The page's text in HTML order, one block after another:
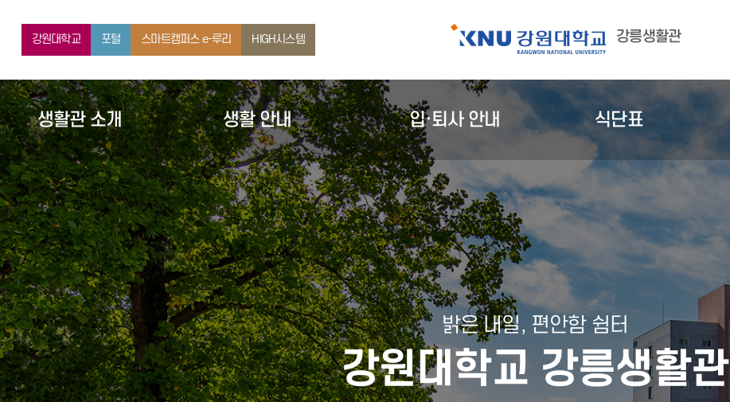
강원대학교 포털 스마트캠퍼스 e-루리 HIGH시스템 강릉생활관
생활관 소개 생활 안내 입·퇴사 안내 식단표
밝은 내일, 편안함 쉼터
강원대학교 강릉생활관